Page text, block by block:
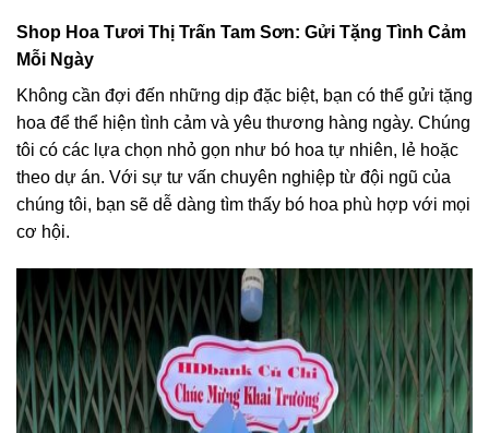
Shop Hoa Tươi Thị Trấn Tam Sơn: Gửi Tặng Tình Cảm
Mỗi Ngày
Không cần đợi đến những dịp đặc biệt, bạn có thể gửi tặng
hoa để thể hiện tình cảm và yêu thương hàng ngày. Chúng
tôi có các lựa chọn nhỏ gọn như bó hoa tự nhiên, lẻ hoặc
theo dự án. Với sự tư vấn chuyên nghiệp từ đội ngũ của
chúng tôi, bạn sẽ dễ dàng tìm thấy bó hoa phù hợp với mọi
cơ hội.